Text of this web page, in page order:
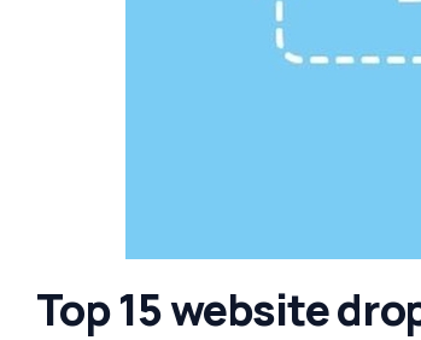
Top 15 website